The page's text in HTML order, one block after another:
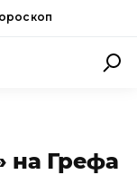
на Грефа